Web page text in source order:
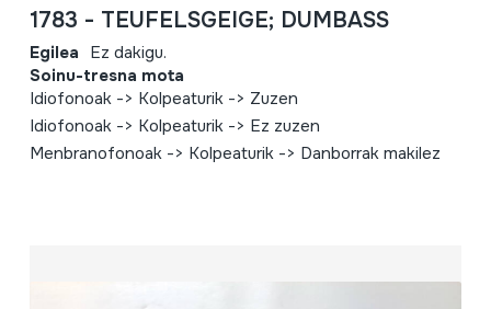
1783 - TEUFELSGEIGE; DUMBASS
Egilea Ez dakigu.
Soinu-tresna mota
Idiofonoak -> Kolpeaturik -> Zuzen
Idiofonoak -> Kolpeaturik -> Ez zuzen
Menbranofonoak -> Kolpeaturik -> Danborrak makilez